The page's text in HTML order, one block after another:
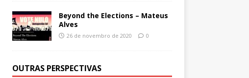
Beyond the Elections – Mateus
Alves
26 de novembro de 2020 0
OUTRAS PERSPECTIVAS